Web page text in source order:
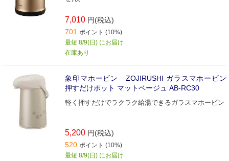
7,010 円(税込)
701 ポイント (10%)
最短 8/9(日) にお届け
在庫あり
象印マホービン ZOJIRUSHI ガラスマホービン
押すだけポット マットベージュ AB-RC30
軽く押すだけでラクラク給湯できるガラスマホービン
5,200 円(税込)
520 ポイント (10%)
最短 8/9(日) にお届け